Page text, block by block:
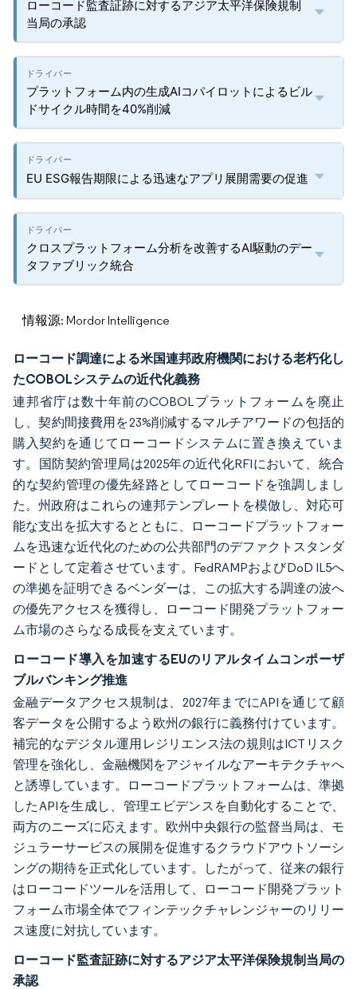
ローコード監査証跡に対するアジア太平洋保険規制
当局の承認
プラットフォーム内の生成AIコパイロットによるビル
ドサイクル時間を40%削減
EU ESG報告期限による迅速なアプリ展開需要の促進
クロスプラットフォーム分析を改善するAI駆動のデー
タファブリック統合
情報源: Mordor Intelligence
ローコード調達による米国連邦政府機関における老朽化し
たCOBOLシステムの近代化義務
連邦省庁は数十年前のCOBOLプラットフォームを廃止
し、契約間接費用を23%削減するマルチアワードの包括的
購入契約を通じてローコードシステムに置き換えていま
す。国防契約管理局は2025年の近代化RFIにおいて、統合
的な契約管理の優先経路としてローコードを強調しまし
た。州政府はこれらの連邦テンプレートを模倣し、対応可
能な支出を拡大するとともに、ローコードプラットフォー
ムを迅速な近代化のための公共部門のデファクトスタンダ
ードとして定着させています。FedRAMPおよびDoD IL5へ
の準拠を証明できるベンダーは、この拡大する調達の波へ
の優先アクセスを獲得し、ローコード開発プラットフォー
ム市場のさらなる成長を支えています。
ローコード導入を加速するEUのリアルタイムコンポーザ
ブルバンキング推進
金融データアクセス規制は、2027年までにAPIを通じて顧
客データを公開するよう欧州の銀行に義務付けています。
補完的なデジタル運用レジリエンス法の規則はICTリスク
管理を強化し、金融機関をアジャイルなアーキテクチャへ
と誘導しています。ローコードプラットフォームは、準拠
したAPIを生成し、管理エビデンスを自動化することで、
両方のニーズに応えます。欧州中央銀行の監督当局は、モ
ジュラーサービスの展開を促進するクラウドアウトソーシ
ングの期待を正式化しています。したがって、従来の銀行
はローコードツールを活用して、ローコード開発プラット
フォーム市場全体でフィンテックチャレンジャーのリリー
ス速度に対抗しています。
ローコード監査証跡に対するアジア太平洋保険規制当局の
承認